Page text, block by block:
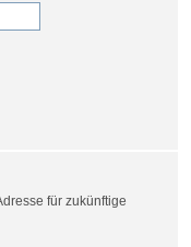
für zukünftige